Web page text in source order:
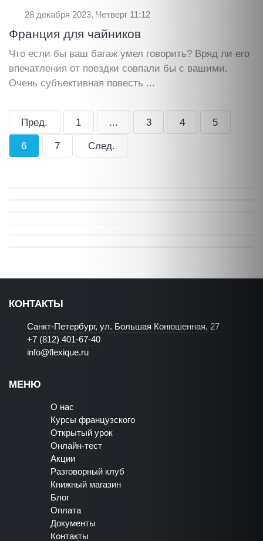
28 декабря 2023, Четверг 11:12
Франция для чайников
Что если бы ваш багаж умел говорить? Вряд ли его
впечатления от поездки совпали бы с вашими.
Очень субъективная повесть ...
Пред. 1 ... 3 4 5
6 7 След.
КОНТАКТЫ
Санкт-Петербург, ул. Большая Конюшенная, 27
+7 (812) 401-67-40
info@flexique.ru
МЕНЮ
О нас
Курсы французского
Открытый урок
Онлайн-тест
Акции
Разговорный клуб
Книжный магазин
Блог
Оплата
Документы
Контакты